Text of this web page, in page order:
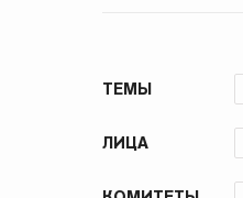
ТЕМЫ
ЛИЦА